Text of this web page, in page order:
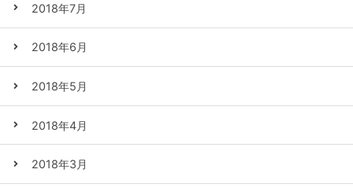
2018年7月
2018年6月
2018年5月
2018年4月
2018年3月